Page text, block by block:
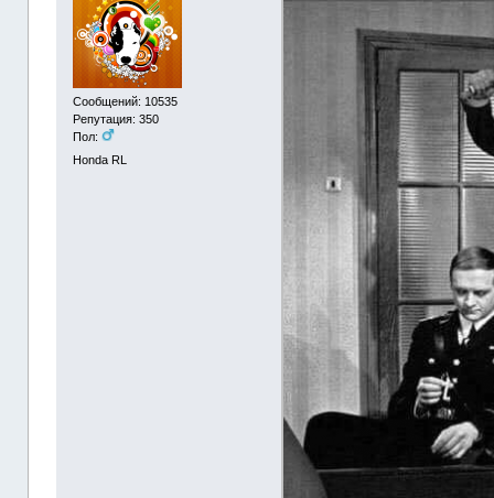
Сообщений: 10535
Репутация: 350
Пол:
Honda RL